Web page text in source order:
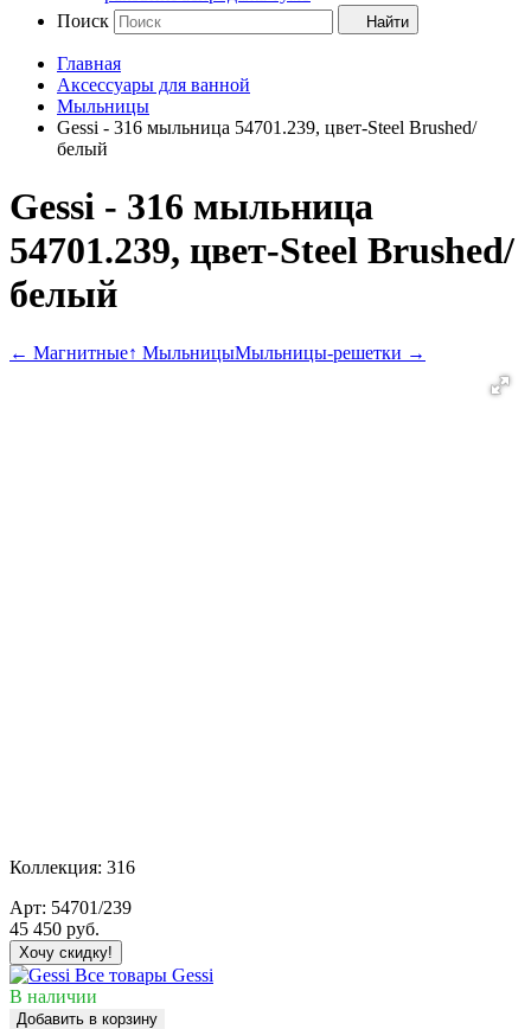
Поиск
Найти
Главная
Аксессуары для ванной
Мыльницы
Gessi - 316 мыльница 54701.239, цвет-Steel Brushed/
белый
Gessi - 316 мыльница
54701.239, цвет-Steel Brushed/
белый
← Магнитные↑ МыльницыМыльницы-решетки →
Коллекция: 316
Арт: 54701/239
45 450 руб.
Хочу скидку!
Все товары Gessi
В наличии
Добавить в корзину